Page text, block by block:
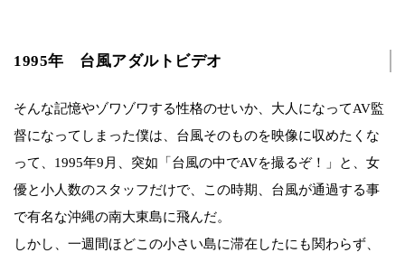
1995年 台風アダルトビデオ
そんな記憶やゾワゾワする性格のせいか、大人になってAV監
督になってしまった僕は、台風そのものを映像に収めたくな
って、1995年9月、突如「台風の中でAVを撮るぞ！」と、女
優と小人数のスタッフだけで、この時期、台風が通過する事
で有名な沖縄の南大東島に飛んだ。
しかし、一週間ほどこの小さい島に滞在したにも関わらず、